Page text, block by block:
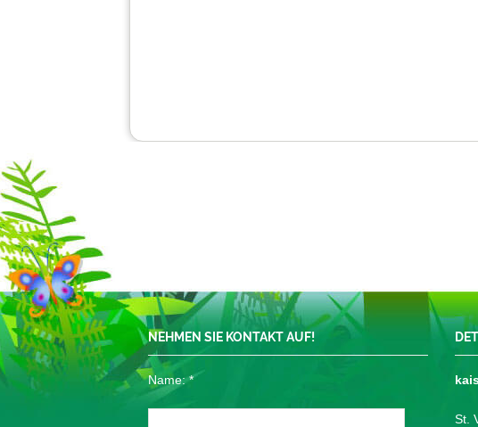
NEHMEN SIE KONTAKT AUF!
Name:*
St.